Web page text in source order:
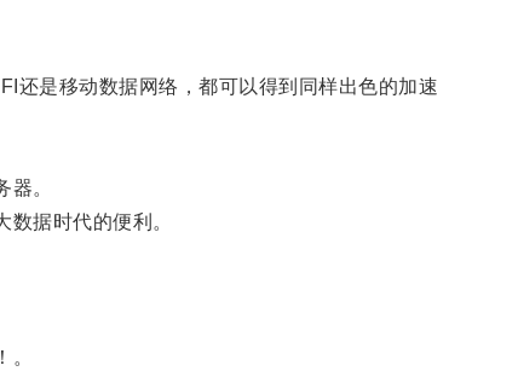
是移动数据网络，都可以得到同样出色的加速
。
据时代的便利。